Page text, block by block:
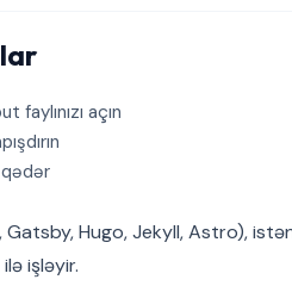
faylınızı açın
Hugo, Jekyll, Astro),
işləyir.